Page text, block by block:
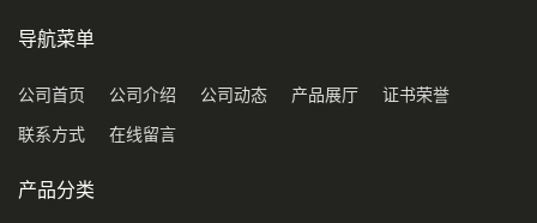
导航菜单
公司首页 公司介绍 公司动态 产品展厅 证书荣誉
联系方式 在线留言
产品分类